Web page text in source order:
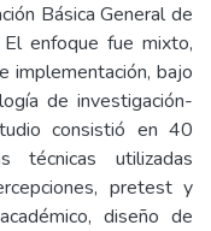
Básica General de
El enfoque fue mixto,
implementación, bajo
de investigación-
consistió en 40
técnicas utilizadas
pretest y
diseño de